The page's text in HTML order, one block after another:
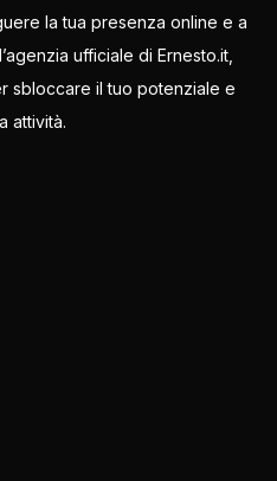
la tua presenza online e a
ufficiale di Ernesto.it,
sbloccare il tuo potenziale e
attività.